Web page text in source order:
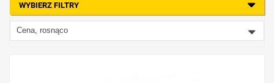
WYBIERZ FILTRY
Cena, rosnąco